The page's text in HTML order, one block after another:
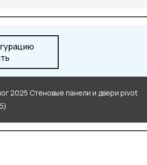
2025 Стеновые панели и двери pivot